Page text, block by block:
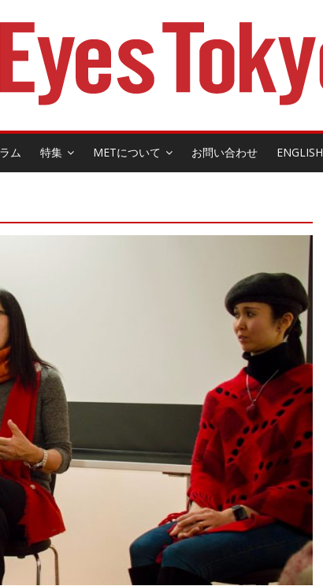
ム 特集 METについて お問い合わせ ENGLISH